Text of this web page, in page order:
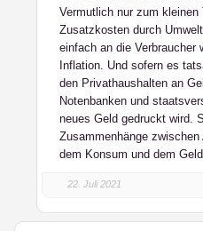
Vermutlich nur zum
Zusatzkosten durch
einfach an die Verbraucher
Inflation. Und sofern es
den Privathaushalten an
Notenbanken und
neues Geld gedruckt wird.
Zusammenhänge
dem Konsum und dem
22. Juli 2021